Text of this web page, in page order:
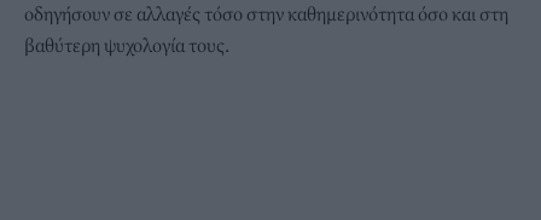
οδηγήσουν σε αλλαγές τόσο στην καθημερινότητα όσο και στη
βαθύτερη ψυχολογία τους.